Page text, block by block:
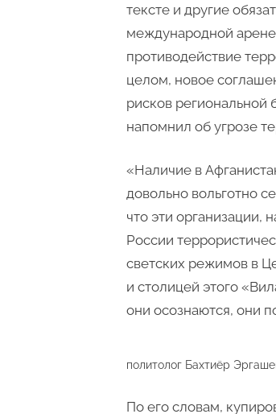
тексте и другие
международной
противодействие
целом, новое
рисков региональной
напомнил об угрозе
«Наличие в
довольно вольготно
что эти организации,
России
светских режимов в
и столицей этого
они осознаются, они
политолог Бахтиёр
По его словам,